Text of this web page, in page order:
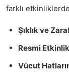
farklı
Şıklık ve
Resmi
Vücut